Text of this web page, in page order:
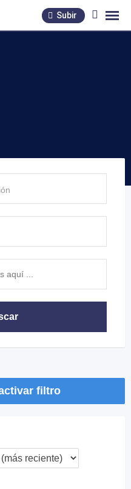
Subir
filtro